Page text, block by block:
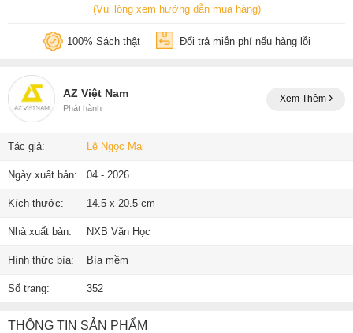
(Vui lòng xem hướng dẫn mua hàng)
100% Sách thật Đổi trả miễn phí nếu hàng lỗi
AZ Việt Nam
Phát hành
Xem Thêm
Tác giả: Lê Ngọc Mai
Ngày xuất bản: 04 - 2026
Kích thước: 14.5 x 20.5 cm
Nhà xuất bản: NXB Văn Học
Hình thức bìa: Bìa mềm
Số trang: 352
THÔNG TIN SẢN PHẨM